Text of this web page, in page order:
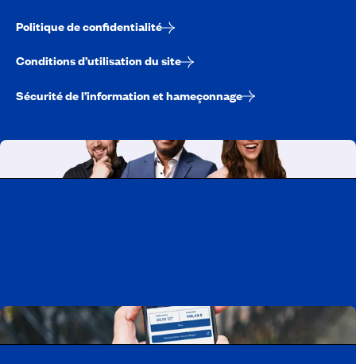
Politique de confidentialité
Conditions d’utilisation du site
Sécurité de l’information et hameçonnage